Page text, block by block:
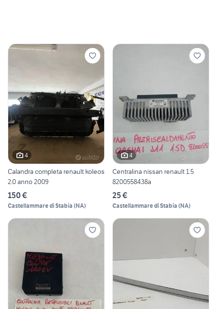
4
Calandra completa renault koleos
2.0 anno 2009
150 €
Castellammare di Stabia (NA)
4
Centralina nissan renault 1.5
8200558438a
25 €
Castellammare di Stabia (NA)